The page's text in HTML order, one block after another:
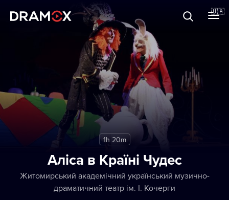
🇺🇦
Зареєструватися
1h 20m
Аліса в Країні Чудес
Житомирський академічний український музично-
драматичний театр ім. І. Кочерги